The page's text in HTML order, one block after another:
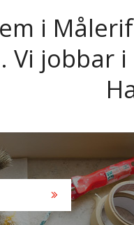
i
Vi jobbar